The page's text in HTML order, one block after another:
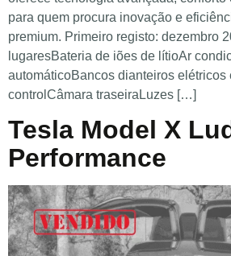
para quem procura inovação e
premium. Primeiro registo: dezembro
lugaresBateria de iões de lítioAr
automáticoBancos dianteiros
controlCâmara traseiraLuzes […]
Tesla Model X
Performance